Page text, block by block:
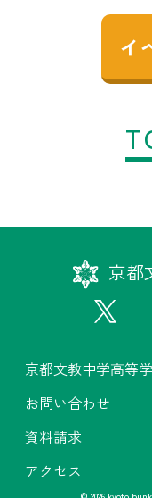
イ
京都
京都文教中学高等
お問い合わせ
資料請求
アクセス